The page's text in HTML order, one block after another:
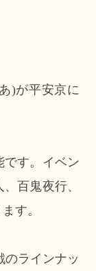
)が平安京に
です。イベン
百鬼夜行、
す。
のラインナッ